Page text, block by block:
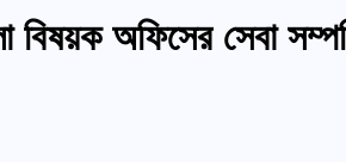
অফিসের সেবা